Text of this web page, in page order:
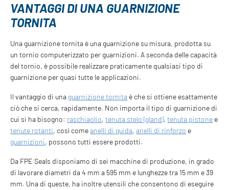
VANTAGGI DI UNA GUARNIZIONE
TORNITA
Una guarnizione tornita è una guarnizione su misura, prodotta su
un tornio computerizzato per guarnizioni. A seconda delle capacità
del tornio, è possibile realizzare praticamente qualsiasi tipo di
guarnizione per quasi tutte le applicazioni.
Il vantaggio di una guarnizione tornita è che si ottiene esattamente
ciò che si cerca, rapidamente. Non importa il tipo di guarnizione di
cui si ha bisogno: raschiaolio,tenuta stelo (gland),tenuta pistone e
tenute rotanti, così comeanelli di guida,anelli di rinforzo e
guarnizioni, possono tutti essere prodotti.
Da FPE Seals disponiamo di sei macchine di produzione, in grado
di lavorare diametri da 4 mm a 595 mm e lunghezze tra 15 mm e 39
mm. Una di queste, ha inoltre utensili che consentono di eseguire